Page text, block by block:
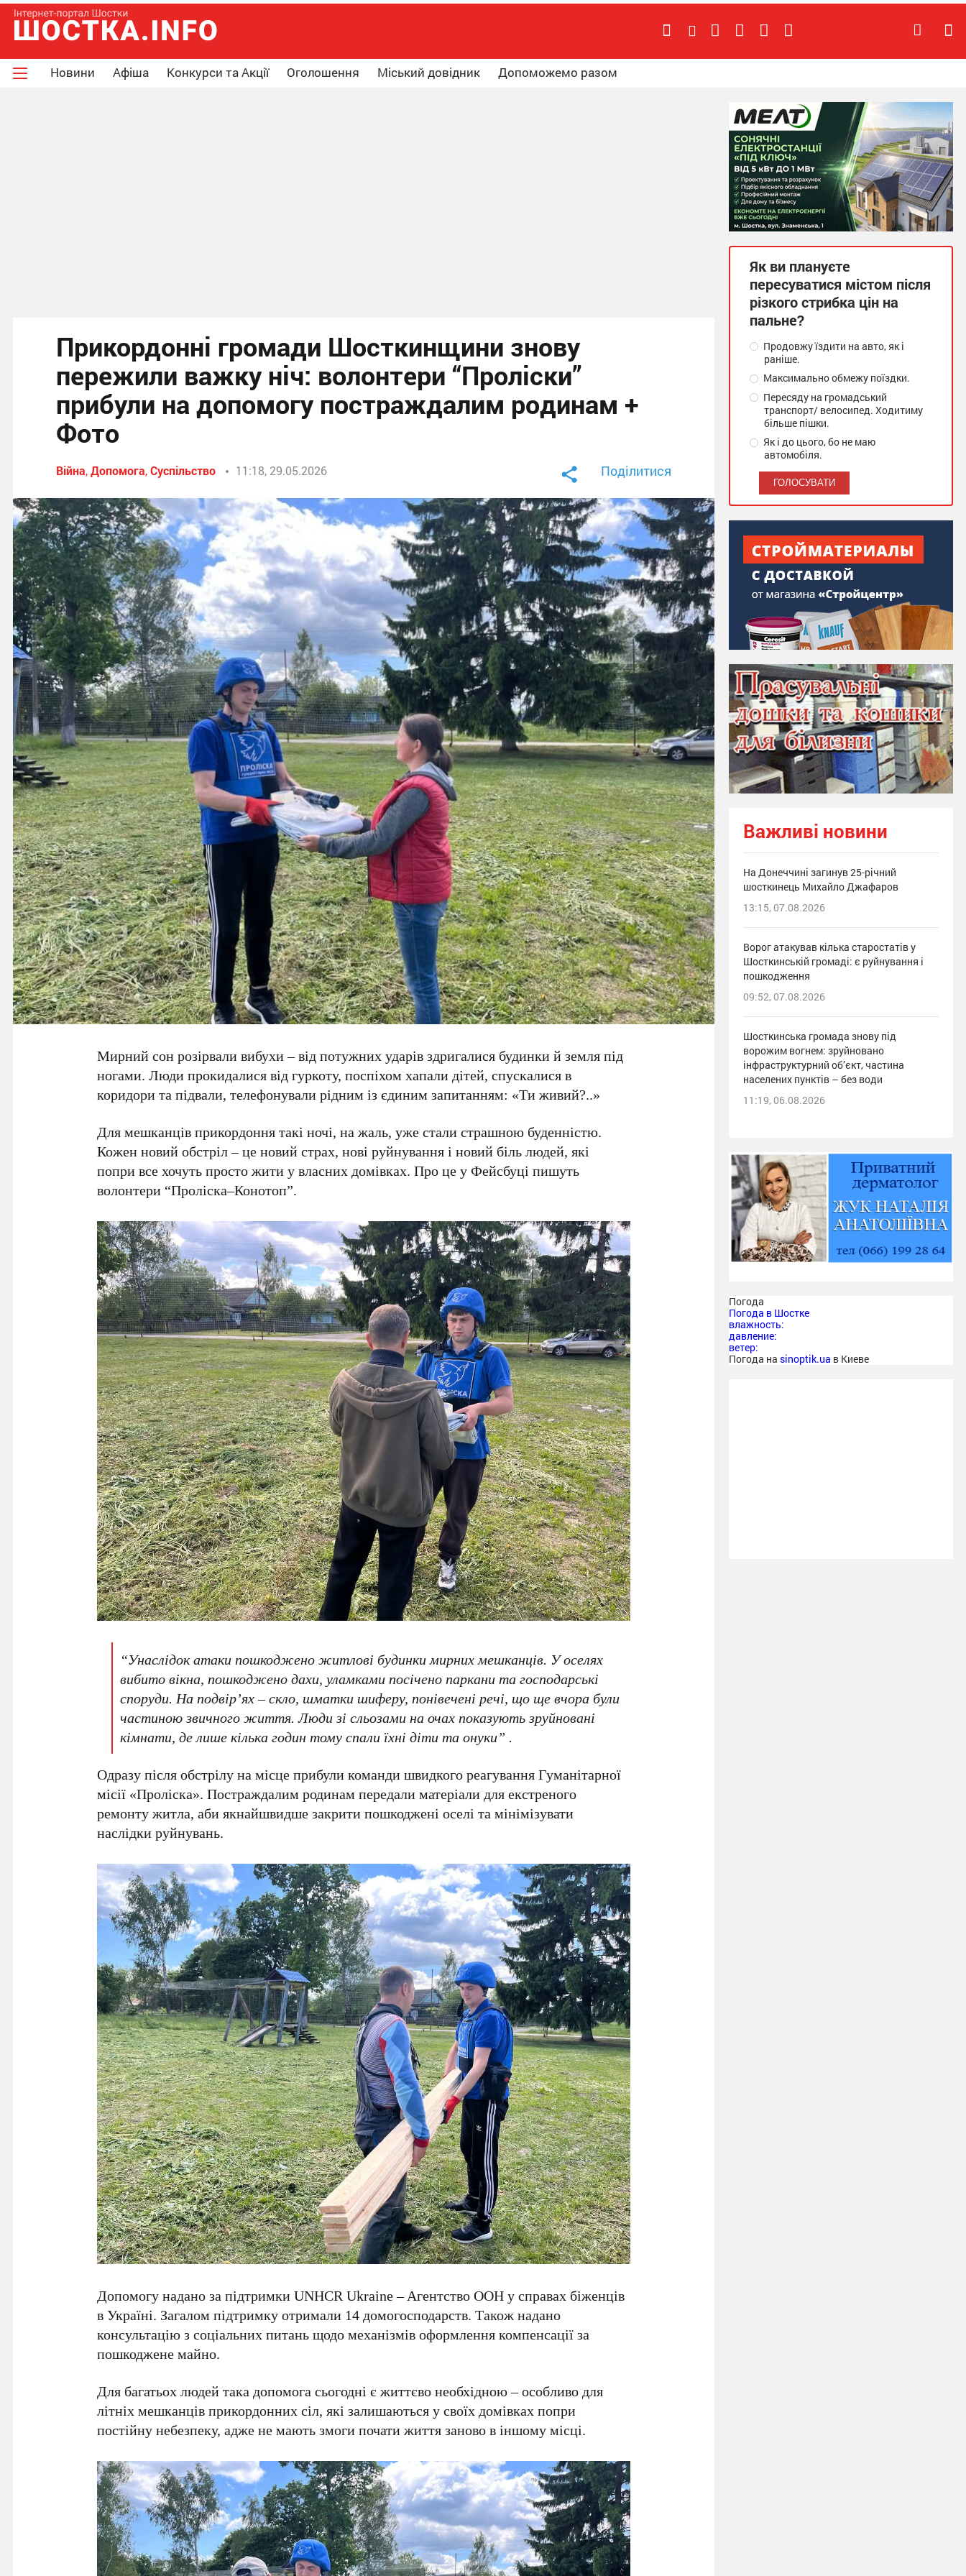
Новини Афіша Конкурси та Акції Оголошення Міський довідник Допоможемо разом
Прикордонні громади Шосткинщини знову
пережили важку ніч: волонтери “Проліски”
прибули на допомогу постраждалим родинам +
Фото
Війна,Допомога,Суспільство 11:18, 29.05.2026 Поділитися
Мирний сон розірвали вибухи – від потужних ударів здригалися будинки й земля під
ногами. Люди прокидалися від гуркоту, поспіхом хапали дітей, спускалися в
коридори та підвали, телефонували рідним із єдиним запитанням: «Ти живий?..»
Для мешканців прикордоння такі ночі, на жаль, уже стали страшною буденністю.
Кожен новий обстріл – це новий страх, нові руйнування і новий біль людей, які
попри все хочуть просто жити у власних домівках. Про це у Фейсбуці пишуть
волонтери “Проліска–Конотоп”.
“Унаслідок атаки пошкоджено житлові будинки мирних мешканців. У оселях
вибито вікна, пошкоджено дахи, уламками посічено паркани та господарські
споруди. На подвір’ях – скло, шматки шиферу, понівечені речі, що ще вчора були
частиною звичного життя. Люди зі сльозами на очах показують зруйновані
кімнати, де лише кілька годин тому спали їхні діти та онуки” .
Одразу після обстрілу на місце прибули команди швидкого реагування Гуманітарної
місії «Проліска». Постраждалим родинам передали матеріали для екстреного
ремонту житла, аби якнайшвидше закрити пошкоджені оселі та мінімізувати
наслідки руйнувань.
Допомогу надано за підтримки UNHCR Ukraine – Aгентство ООН у справах біженців
в Україні. Загалом підтримку отримали 14 домогосподарств. Також надано
консультацію з соціальних питань щодо механізмів оформлення компенсації за
пошкоджене майно.
Для багатьох людей така допомога сьогодні є життєво необхідною – особливо для
літніх мешканців прикордонних сіл, які залишаються у своїх домівках попри
постійну небезпеку, адже не мають змоги почати життя заново в іншому місці.
Як ви плануєте
пересуватися містом після
різкого стрибка цін на
пальне?
Продовжу їздити на авто, як і
раніше.
Максимально обмежу поїздки.
Пересяду на громадський
транспорт/ велосипед. Ходитиму
більше пішки.
Як і до цього, бо не маю
автомобіля.
Важливі новини
На Донеччині загинув 25-річний
шосткинець Михайло Джафаров
13:15, 07.08.2026
Ворог атакував кілька старостатів у
Шосткинській громаді: є руйнування і
пошкодження
09:52, 07.08.2026
Шосткинська громада знову під
ворожим вогнем: зруйновано
інфраструктурний об’єкт, частина
населених пунктів – без води
11:19, 06.08.2026
Погода
Погода в Шостке
влажность:
давление:
ветер:
Погода на sinoptik.ua в Киеве